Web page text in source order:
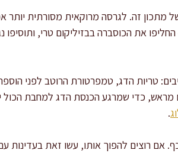
מתכון זה. לגרסה מרוקאית מסורתית
את הכוסברה בבזיליקום טרי,
טריות הדג, טמפרטורת הרוטב לפני
מראש, כדי שמרגע הכנסת הדג למחבת הכול
.
רוצים להפוך אותו, עשו זאת בעדינות